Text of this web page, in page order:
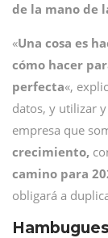
de la mano de
«Una cosa es
cómo hacer
perfecta«,
datos, y utilizar
empresa que
crecimiento,
camino para
obligará a